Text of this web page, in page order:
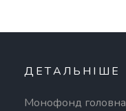
ДЕТАЛЬНІШЕ
Монофонд головна